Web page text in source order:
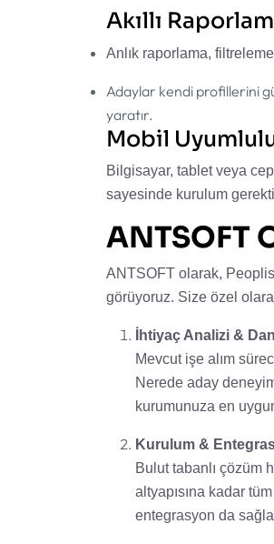
Akıllı
Anlık raporlama,
Adaylar kendi profillerini
yaratır.
Mobil
Bilgisayar, tablet veya
sayesinde kurulum
ANTSOFT
ANTSOFT olarak,
görüyoruz. Size özel
İhtiyaç Analizi &
Mevcut işe alım
Nerede aday
kurumunuza en
Kurulum &
Bulut tabanlı çözüm
altyapısına kadar
entegrasyon da